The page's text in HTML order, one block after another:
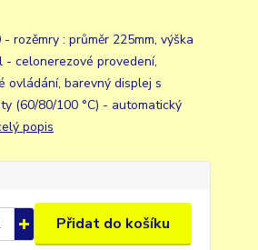
rozěmry : průměr 225mm, výška
- celonerezové provedení,
ovládání, barevný displej s
(60/80/100 °C) - automatický
popis
Přidat do košíku